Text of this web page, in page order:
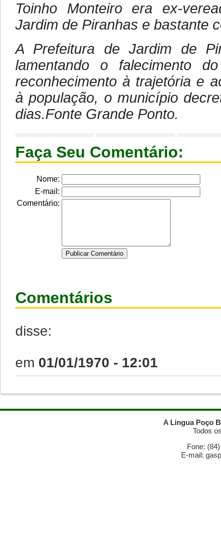
Toinho Monteiro era ex-
Jardim de Piranhas e bastante
A Prefeitura de Jardim de
lamentando o falecimento
reconhecimento à trajetória e
à população, o município
dias.Fonte Grande Ponto.
Faça Seu Comentário:
Nome:
E-mail:
Comentário:
Comentários
disse:
em 01/01/1970 - 12:01
A Lingua Poço
Todos
Fone:
E-mail: